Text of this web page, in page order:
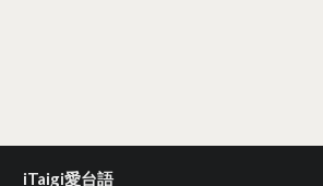
iTaigi愛台語